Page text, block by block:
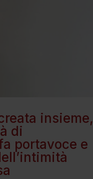
insieme,
di
portavoce e